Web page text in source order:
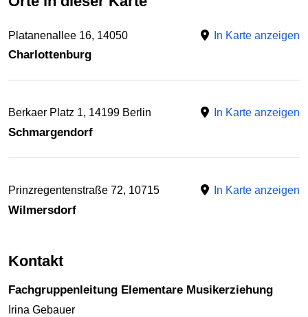
Platanenallee 16, 14050 In Karte anzeigen
Charlottenburg
Berkaer Platz 1, 14199 Berlin In Karte anzeigen
Schmargendorf
Prinzregentenstraße 72, 10715 In Karte anzeigen
Wilmersdorf
Kontakt
Fachgruppenleitung Elementare Musikerziehung
Irina Gebauer